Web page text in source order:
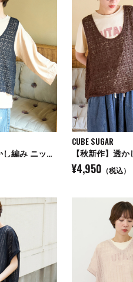
【秋新作】透かし編み ニット ベスト
CUBE SUGAR
¥4,950 （税込）